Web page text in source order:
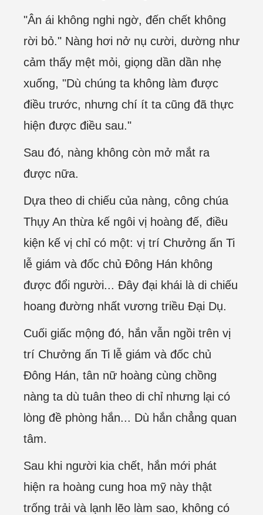
"Ân ái không nghi ngờ, đến chết không
rời bỏ." Nàng hơi nở nụ cười, dường như
cảm thấy mệt mỏi, giọng dần dần nhẹ
xuống, "Dù chúng ta không làm được
điều trước, nhưng chí ít ta cũng đã thực
hiện được điều sau."
Sau đó, nàng không còn mở mắt ra
được nữa.
Dựa theo di chiếu của nàng, công chúa
Thụy An thừa kế ngôi vị hoàng đế, điều
kiện kế vị chỉ có một: vị trí Chưởng ấn Ti
lễ giám và đốc chủ Đông Hán không
được đổi người... Đây đại khái là di chiếu
hoang đường nhất vương triều Đại Dụ.
Cuối giấc mộng đó, hắn vẫn ngồi trên vị
trí Chưởng ấn Ti lễ giám và đốc chủ
Đông Hán, tân nữ hoàng cùng chồng
nàng ta dù tuân theo di chỉ nhưng lại có
lòng đề phòng hắn... Dù hắn chẳng quan
tâm.
Sau khi người kia chết, hắn mới phát
hiện ra hoàng cung hoa mỹ này thật
trống trải và lạnh lẽo làm sao, không có